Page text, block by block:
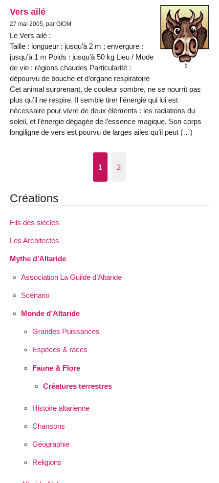
Vers ailé
27 mai 2005, par GIOM
Le Vers ailé :
Taille : longueur : jusqu’à 2 m ; envergure :
jusqu’à 1 m Poids : jusqu’à 50 kg Lieu / Mode
de vie : régions chaudes Particularité :
dépourvu de bouche et d’organe respiratoire
Cet animal surprenant, de couleur sombre, ne se nourrit pas
plus qu’il ne respire. Il semble tirer l’énergie qui lui est
nécessaire pour vivre de deux éléments : les radiations du
soleil, et l’énergie dégagée de l’essence magique. Son corps
longiligne de vers est pourvu de larges ailes qu’il peut (…)
1 2
Créations
Fils des siècles
Les Architectes
Mythe d’Altaride
Association La Guilde d’Altaride
Scénario
Monde d’Altaride
Grandes Puissances
Espèces & races
Faune & Flore
Créatures terrestres
Histoire altarienne
Chansons
Géographie
Religions